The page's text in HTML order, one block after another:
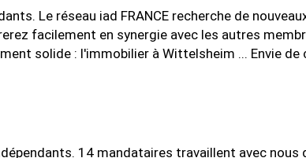
Le réseau iad FRANCE recherche de
facilement en synergie avec les autres
solide : l'immobilier à Wittelsheim ... Envie de
14 mandataires travaillent avec nous